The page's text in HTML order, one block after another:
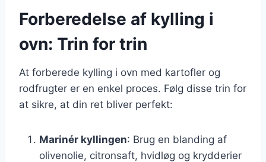
Forberedelse af kylling i
ovn: Trin for trin
At forberede kylling i ovn med kartofler og
rodfrugter er en enkel proces. Følg disse trin for
at sikre, at din ret bliver perfekt:
Marinér kyllingen: Brug en blanding af
olivenolie, citronsaft, hvidløg og krydderier